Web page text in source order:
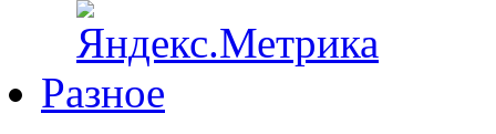
Разное